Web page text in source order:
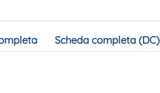
Scheda completa (DC)